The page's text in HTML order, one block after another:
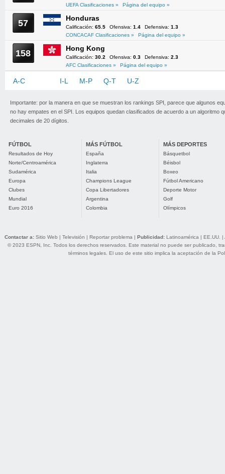
UEFA Clasificaciones »
Página del equipo »
57 Honduras
Calificación: 65.5 Ofensiva: 1.4 Defensiva: 1.3
CONCACAF Clasificaciones »
Página del equipo »
158 Hong Kong
Calificación: 30.2 Ofensiva: 0.3 Defensiva: 2.3
AFC Clasificaciones »
Página del equipo »
A-C I-L M-P Q-T U-Z
Importante: por la manera en que se muestran los rankings SPI, parece que algunos
no hay empates en el SPI. Los equipos quedan clasificados de acuerdo a un algoritmo
decimales de 20 dígitos.
FÚTBOL
Resultados de Hoy
Norte/Centroamérica
Sudamérica
Europa
Clubes
Mundial
Euro 2016
MÁS FÚTBOL
España
Inglaterra
Italia
Champions League
Copa Libertadores
Argentina
Colombia
MÁS DEPORTES
Básquetbol
Béisbol
Boxeo
Fútbol Americano
Deporte Motor
Golf
Olímpicos
Contactar a: Sitio Web | Televisión | Reportar problema | Publicidad: Latinoamérica | EE.UU. |
© 2023 ESPN, Inc. Todos los derechos reservados. Este material no puede ser publicado,
términos legales. El uso de este sitio implica la aceptación de la